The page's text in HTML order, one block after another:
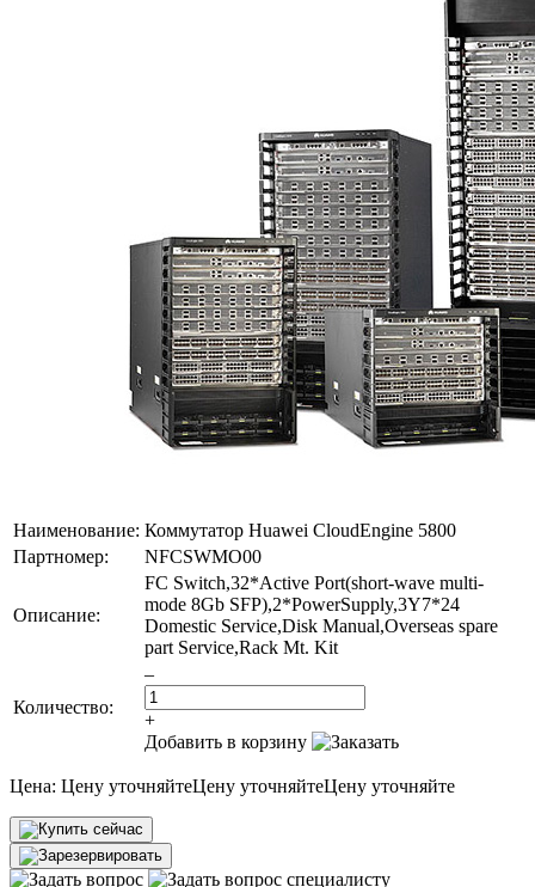
Наименование: Коммутатор Huawei CloudEngine 5800
Партномер:
NFCSWMO00
Описание:
FC Switch,32*Active Port(short-wave multi-
mode 8Gb SFP),2*PowerSupply,3Y7*24
Domestic Service,Disk Manual,Overseas spare
part Service,Rack Mt. Kit
Количество:
–
+
Добавить в корзину
Цена: Цену уточняйтеЦену уточняйтеЦену уточняйте